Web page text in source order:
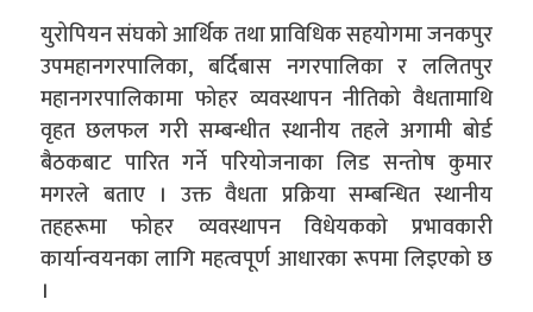
युरोपियन संघको आर्थिक तथा प्राविधिक सहयोगमा जनकपुर
उपमहानगरपालिका, बर्दिबास नगरपालिका र ललितपुर
महानगरपालिकामा फोहर व्यवस्थापन नीतिको वैधतामाथि
वृहत छलफल गरी सम्बन्धीत स्थानीय तहले अगामी बोर्ड
बैठकबाट पारित गर्ने परियोजनाका लिड सन्तोष कुमार
मगरले बताए । उक्त वैधता प्रक्रिया सम्बन्धित स्थानीय
तहहरूमा फोहर व्यवस्थापन विधेयकको प्रभावकारी
कार्यान्वयनका लागि महत्वपूर्ण आधारका रूपमा लिइएको छ
।